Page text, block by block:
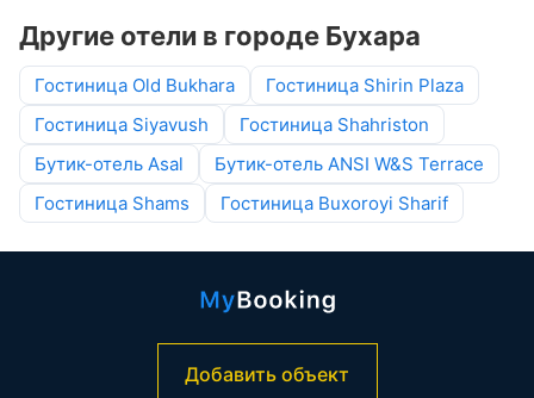
Другие отели в городе Бухара
Гостиница Old Bukhara
Гостиница Shirin Plaza
Гостиница Siyavush
Гостиница Shahriston
Бутик-отель Asal
Бутик-отель ANSI W&S Terrace
Гостиница Shams
Гостиница Buxoroyi Sharif
Добавить объект